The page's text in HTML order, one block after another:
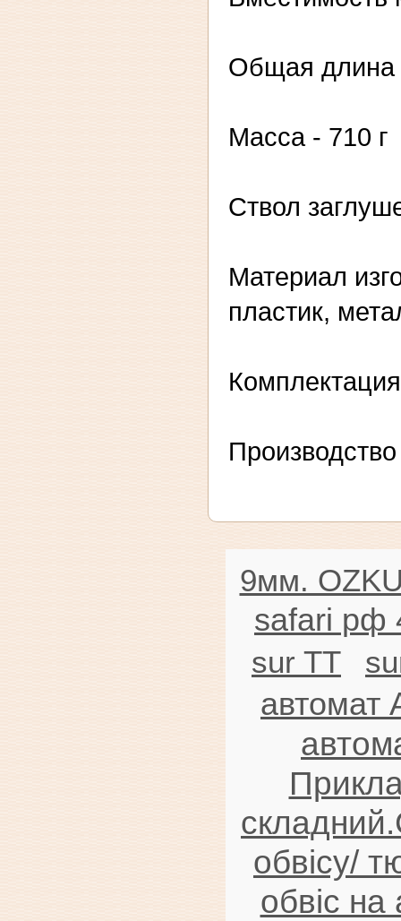
Общая длина
Масса - 710 г
Cтвол
Материал
пластик,
9мм.
safari рф
sur TT
автомат
обвісу/
обвіс